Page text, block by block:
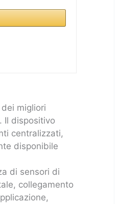
migliori
Il dispositivo
centralizzati,
disponibile
di sensori di
collegamento